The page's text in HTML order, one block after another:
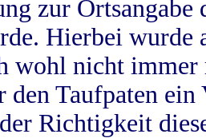
zur
Hierbei wurde
wohl nicht
den Taufpaten
Richtigkeit